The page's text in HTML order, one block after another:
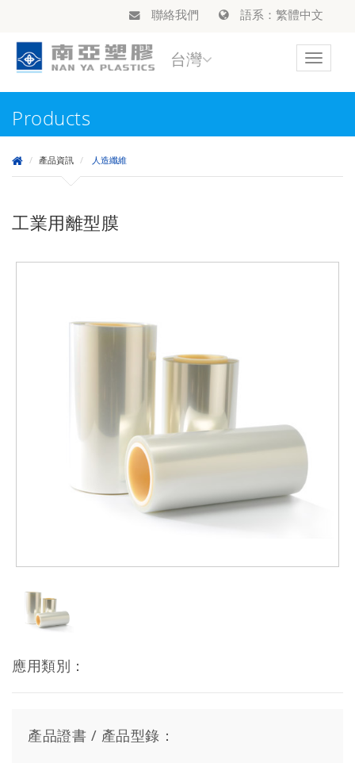
聯絡我們 語系：繁體中文
Toggle
台灣
Products
產品資訊 人造纖維
工業用離型膜
應用類別：
產品證書 / 產品型錄：